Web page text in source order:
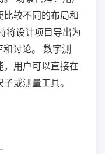
比较不同的布局和
将设计项目导出为
讨论。 数字测
，用户可以直接在
或测量工具。